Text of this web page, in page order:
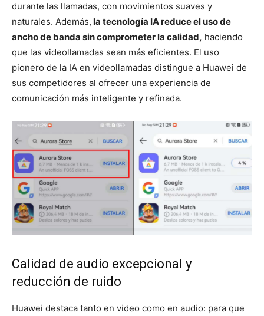
durante las llamadas, con movimientos suaves y
naturales. Además, la tecnología IA reduce el uso de
ancho de banda sin comprometer la calidad, haciendo
que las videollamadas sean más eficientes. El uso
pionero de la IA en videollamadas distingue a Huawei de
sus competidores al ofrecer una experiencia de
comunicación más inteligente y refinada.
Calidad de audio excepcional y
reducción de ruido
Huawei destaca tanto en video como en audio: para que